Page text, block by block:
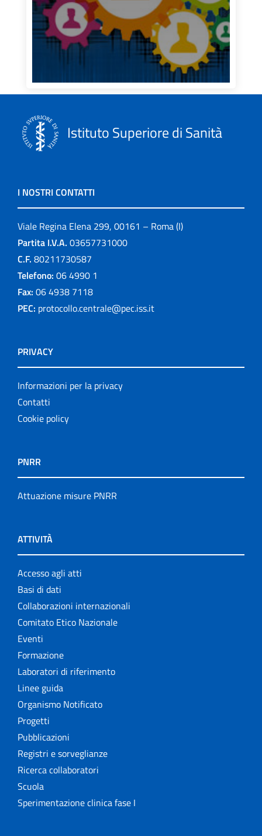
Istituto Superiore di Sanità
I NOSTRI CONTATTI
Viale Regina Elena 299, 00161 – Roma (I)
Partita I.V.A. 03657731000
C.F. 80211730587
Telefono: 06 4990 1
Fax: 06 4938 7118
PEC: protocollo.centrale@pec.iss.it
PRIVACY
Informazioni per la privacy
Contatti
Cookie policy
PNRR
Attuazione misure PNRR
ATTIVITÀ
Accesso agli atti
Basi di dati
Collaborazioni internazionali
Comitato Etico Nazionale
Eventi
Formazione
Laboratori di riferimento
Linee guida
Organismo Notificato
Progetti
Pubblicazioni
Registri e sorveglianze
Ricerca collaboratori
Scuola
Sperimentazione clinica fase I